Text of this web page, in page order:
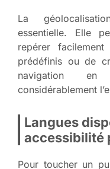
La
essentielle. Elle
repérer
prédéfinis ou de
navigation
considérablement
Langues
accessibilité
Pour toucher un